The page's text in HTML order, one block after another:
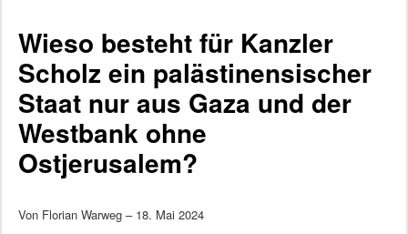
Wieso besteht für Kanzler
Scholz ein palästinensischer
Staat nur aus Gaza und der
Westbank ohne
Ostjerusalem?
Von Florian Warweg – 18. Mai 2024